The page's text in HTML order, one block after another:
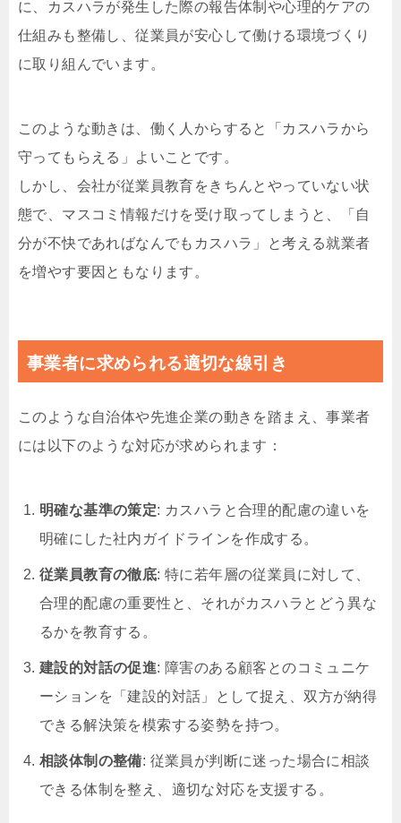
に、カスハラが発生した際の報告体制や心理的ケアの
仕組みも整備し、従業員が安心して働ける環境づくり
に取り組んでいます。
このような動きは、働く人からすると「カスハラから
守ってもらえる」よいことです。
しかし、会社が従業員教育をきちんとやっていない状
態で、マスコミ情報だけを受け取ってしまうと、「自
分が不快であればなんでもカスハラ」と考える就業者
を増やす要因ともなります。
事業者に求められる適切な線引き
このような自治体や先進企業の動きを踏まえ、事業者
には以下のような対応が求められます：
明確な基準の策定: カスハラと合理的配慮の違いを
明確にした社内ガイドラインを作成する。
従業員教育の徹底: 特に若年層の従業員に対して、
合理的配慮の重要性と、それがカスハラとどう異な
るかを教育する。
建設的対話の促進: 障害のある顧客とのコミュニケ
ーションを「建設的対話」として捉え、双方が納得
できる解決策を模索する姿勢を持つ。
相談体制の整備: 従業員が判断に迷った場合に相談
できる体制を整え、適切な対応を支援する。